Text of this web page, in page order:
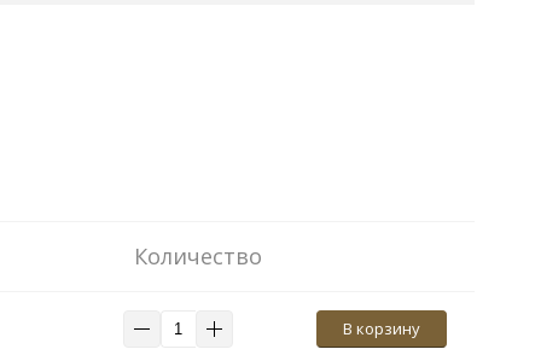
Количество
В корзину